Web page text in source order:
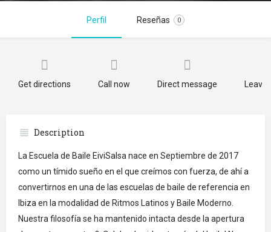
Perfil Reseñas 0
Get directions Call now Direct message
Description
La Escuela de Baile EiviSalsa nace en Septiembre de 2017
como un tímido sueño en el que creímos con fuerza, de ahí a
convertirnos en una de las escuelas de baile de referencia en
Ibiza en la modalidad de Ritmos Latinos y Baile Moderno.
Nuestra filosofía se ha mantenido intacta desde la apertura